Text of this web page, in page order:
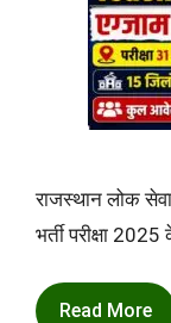
राजस्थान लोक
भर्ती परीक्षा
Read More